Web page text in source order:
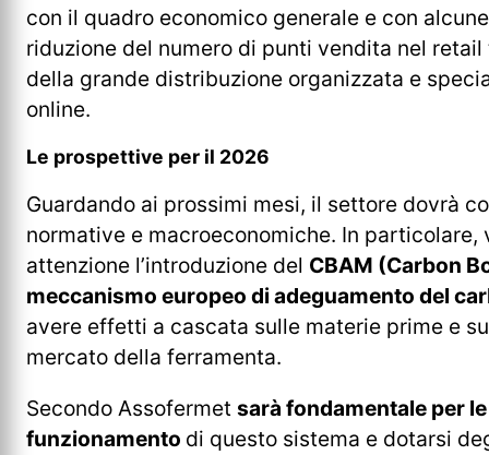
con il quadro economico generale e con
riduzione del numero di punti vendita nel
della grande distribuzione organizzata e
online.
Le prospettive per il 2026
Guardando ai prossimi mesi, il settore dovrà
normative e macroeconomiche. In
attenzione l’introduzione del CBAM (Carbon
meccanismo europeo di adeguamento del
avere effetti a cascata sulle materie prime e
mercato della ferramenta.
Secondo Assofermet sarà fondamentale per
funzionamento di questo sistema e dotarsi